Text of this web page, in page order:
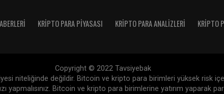
KRIPTO PARA PIYASASI KRIPTO PARA ANALIZLERI KRIPTO
Copyright © 2022 Tavsiyebak
niteliğinde değildir. Bitcoin ve kripto para birimleri yüksek risk
Bitcoin ve kripto para birimlerine yatırım yaparak